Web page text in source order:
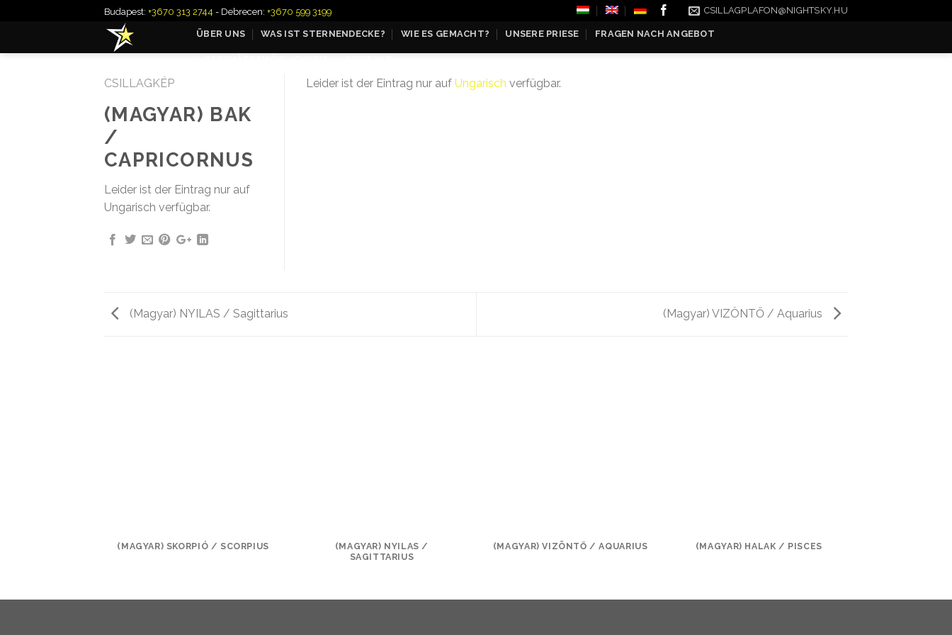
Budapest: +3670 313 2744 - Debrecen: +3670 599 3199 CSILLAGPLAFON@NIGHTSKY.HU
ÜBER UNS WAS IST STERNENDECKE? WIE ES GEMACHT? UNSERE PRIESE FRAGEN NACH ANGEBOT
CSILLAGKÉP
(MAGYAR) BAK
/
CAPRICORNUS
Leider ist der Eintrag nur auf
Ungarisch verfügbar.
Leider ist der Eintrag nur auf Ungarisch verfügbar.
(Magyar) NYILAS / Sagittarius (Magyar) VIZÖNTŐ / Aquarius
(MAGYAR) SKORPIÓ / SCORPIUS
(MAGYAR) NYILAS /
SAGITTARIUS
(MAGYAR) VIZÖNTŐ / AQUARIUS (MAGYAR) HALAK / PISCES